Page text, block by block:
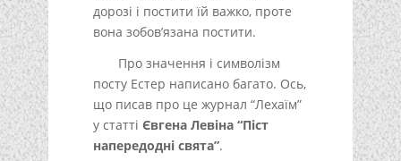
дорозі і постити їй важко, проте
вона зобов’язана постити.
Про значення і символізм
посту Естер написано багато. Ось,
що писав про це журнал “Лехаїм”
у статті Євгена Левіна “Піст
напередодні свята”.